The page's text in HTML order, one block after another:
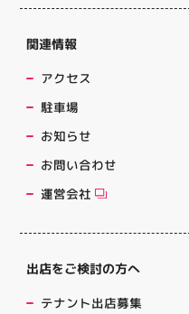
関連情報
アクセス
駐車場
お知らせ
お問い合わせ
運営会社
出店をご検討の方へ
テナント出店募集